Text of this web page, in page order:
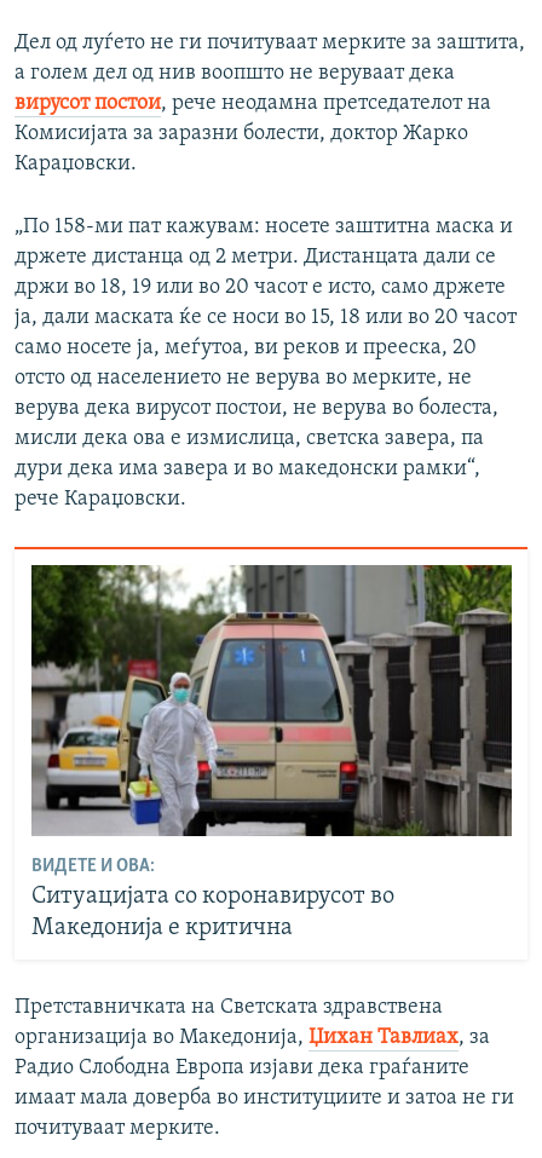
Дел од луѓето не ги почитуваат мерките за заштита,
а голем дел од нив воопшто не веруваат дека
вирусот постои, рече неодамна претседателот на
Комисијата за заразни болести, доктор Жарко
Караџовски.
„По 158-ми пат кажувам: носете заштитна маска и
држете дистанца од 2 метри. Дистанцата дали се
држи во 18, 19 или во 20 часот е исто, само држете
ја, дали маската ќе се носи во 15, 18 или во 20 часот
само носете ја, меѓутоа, ви реков и прееска, 20
отсто од населението не верува во мерките, не
верува дека вирусот постои, не верува во болеста,
мисли дека ова е измислица, светска завера, па
дури дека има завера и во македонски рамки“,
рече Караџовски.
ВИДЕТЕ И ОВА:
Ситуацијата со коронавирусот во
Македонија е критична
Претставничката на Светската здравствена
организација во Македонија, Џихан Тавлиах, за
Радио Слободна Европа изјави дека граѓаните
имаат мала доверба во институциите и затоа не ги
почитуваат мерките.